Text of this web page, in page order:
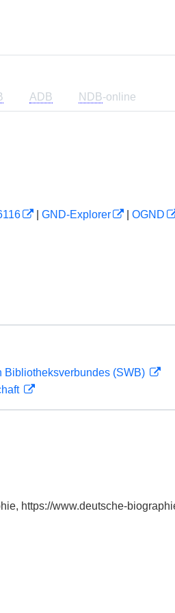
ADB NDB-online
GND-Explorer OGND
Bibliotheksverbundes (SWB)
https://www.deutsche-